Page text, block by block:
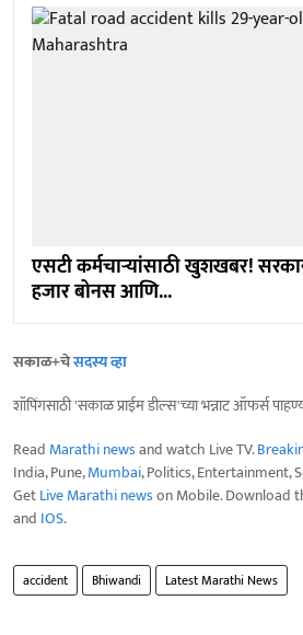
एसटी कर्मचार्‍यांसाठी खुशखबर!
हजार बोनस आणि...
सकाळ+चेसदस्य व्हा
शॉपिंगसाठी 'सकाळ प्राईम डील्स'च्या भन्नाट ऑफर्स
Read Marathi newsand watch Live TV.
India, Pune,Mumbai, Politics, Entertainment,
GetLive Marathi newson Mobile. Download
and IOS.
accident Bhiwandi Latest Marathi News